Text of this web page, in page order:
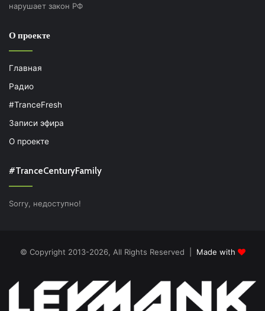
нарушает закон РФ
О проекте
Главная
Радио
#TranceFresh
Записи эфира
О проекте
#TranceCenturyFamily
Sorry, недоступно!
© Copyright 2013-2026, All Rights Reserved | Made with